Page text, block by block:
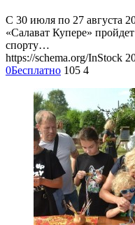
С 30 июля по 27 августа
«Салават Купере»
спорту…
https://schema.org/InStock
0Бесплатно 105 4